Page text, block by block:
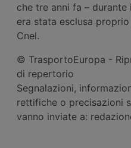
che tre anni fa –
era stata esclusa
Cnel.
© TrasportoEuropa -
di repertorio
Segnalazioni,
rettifiche o precisazioni
vanno inviate a: